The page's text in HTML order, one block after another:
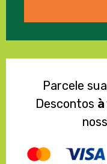
Parcele
Descontos